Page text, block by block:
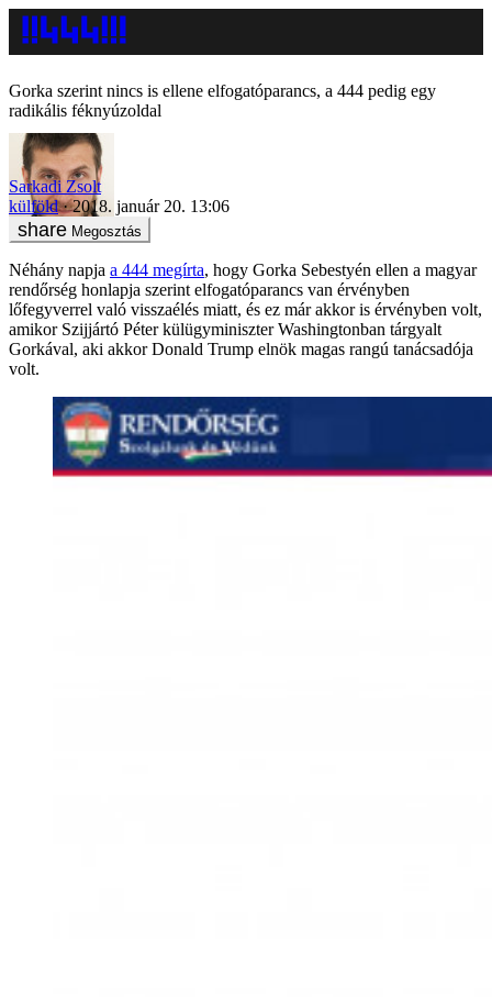
Gorka szerint nincs is ellene elfogatóparancs, a 444 pedig egy
radikális féknyúzoldal
Sarkadi Zsolt
külföld
2018. január 20. 13:06
Megosztás
Néhány napja a 444 megírta, hogy Gorka Sebestyén ellen a magyar
rendőrség honlapja szerint elfogatóparancs van érvényben
lőfegyverrel való visszaélés miatt, és ez már akkor is érvényben volt,
amikor Szijjártó Péter külügyminiszter Washingtonban tárgyalt
Gorkával, aki akkor Donald Trump elnök magas rangú tanácsadója
volt.